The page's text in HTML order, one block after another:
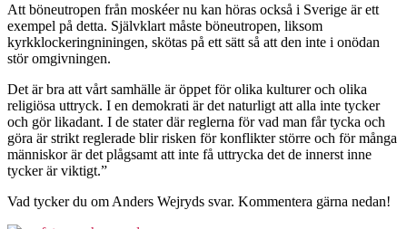
Att böneutropen från moskéer nu kan höras också i Sverige är ett
exempel på detta. Självklart måste böneutropen, liksom
kyrkklockeringniningen, skötas på ett sätt så att den inte i onödan
stör omgivningen.
Det är bra att vårt samhälle är öppet för olika kulturer och olika
religiösa uttryck. I en demokrati är det naturligt att alla inte tycker
och gör likadant. I de stater där reglerna för vad man får tycka och
göra är strikt reglerade blir risken för konflikter större och för många
människor är det plågsamt att inte få uttrycka det de innerst inne
tycker är viktigt.”
Vad tycker du om Anders Wejryds svar. Kommentera gärna nedan!